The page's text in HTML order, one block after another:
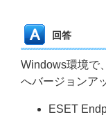
回答
Windows環境で
へバージョンア
ESET